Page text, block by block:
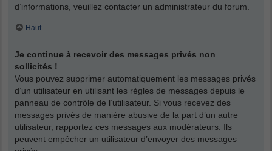
d’informations, veuillez contacter un administrateur du forum.
Haut
Je continue à recevoir des messages privés non
sollicités !
Vous pouvez supprimer automatiquement les messages privés
d’un utilisateur en utilisant les règles de messages depuis le
panneau de contrôle de l’utilisateur. Si vous recevez des
messages privés de manière abusive de la part d’un autre
utilisateur, rapportez ces messages aux modérateurs. Ils
peuvent empêcher un utilisateur d’envoyer des messages